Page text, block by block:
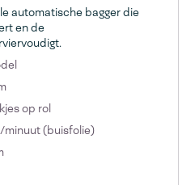
automatische bagger die
en de
op rol
minuut (buisfolie)